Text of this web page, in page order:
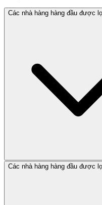
Các nhà hàng hàng đầu được
Các nhà hàng hàng đầu được